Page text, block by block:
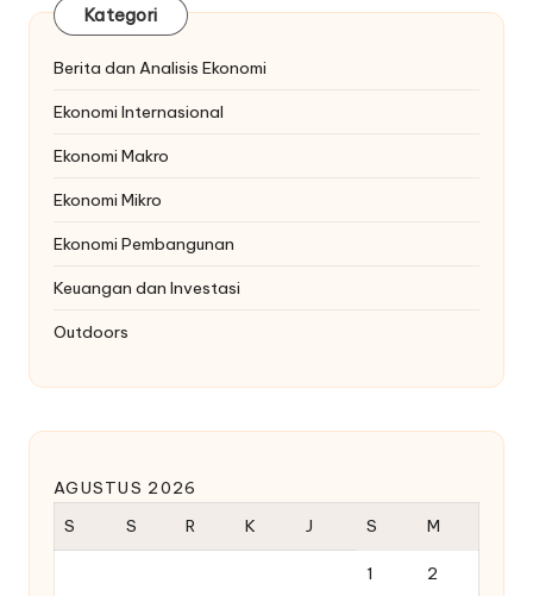
Kategori
Berita dan Analisis Ekonomi
Ekonomi Internasional
Ekonomi Makro
Ekonomi Mikro
Ekonomi Pembangunan
Keuangan dan Investasi
Outdoors
AGUSTUS 2026
S
S R K J S M
1 2